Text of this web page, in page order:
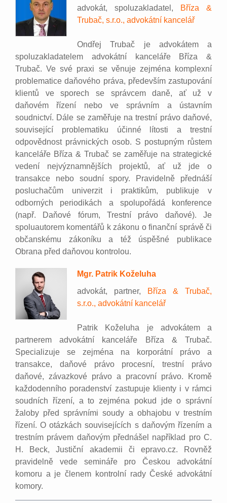
advokát, spoluzakladatel,
Bříza &
Trubač, s.r.o., advokátní kancelář
Ondřej Trubač je advokátem a
spoluzakladatelem advokátní kanceláře Bříza &
Trubač. Ve své praxi se věnuje zejména komplexní
problematice daňového práva, především zastupování
klientů ve sporech se správcem daně, ať už v
daňovém řízení nebo ve správním a ústavním
soudnictví. Dále se zaměřuje na trestní právo daňové,
související problematiku účinné lítosti a trestní
odpovědnost právnických osob. S postupným růstem
kanceláře Bříza & Trubač se zaměřuje na strategické
vedení nejvýznamnějších projektů, ať už jde o
transakce nebo soudní spory. Pravidelně přednáší
posluchačům univerzit i praktikům, publikuje v
odborných periodikách a spolupořádá konference
(např. Daňové fórum, Trestní právo daňové). Je
spoluautorem komentářů k zákonu o finanční správě či
občanskému zákoníku a též úspěšné publikace
Obrana před daňovou kontrolou.
Mgr. Patrik Koželuha
advokát, partner,
Bříza & Trubač,
s.r.o., advokátní kancelář
Patrik Koželuha je advokátem a
partnerem advokátní kanceláře Bříza & Trubač.
Specializuje se zejména na korporátní právo a
transakce, daňové právo procesní, trestní právo
daňové, závazkové právo a pracovní právo. Kromě
každodenního poradenství zastupuje klienty i v rámci
soudních řízení, a to zejména pokud jde o správní
žaloby před správními soudy a obhajobu v trestním
řízení. O otázkách souvisejících s daňovým řízením a
trestním právem daňovým přednášel například pro C.
H. Beck, Justiční akademii či epravo.cz. Rovněž
pravidelně vede semináře pro Českou advokátní
komoru a je členem kontrolní rady České advokátní
komory.